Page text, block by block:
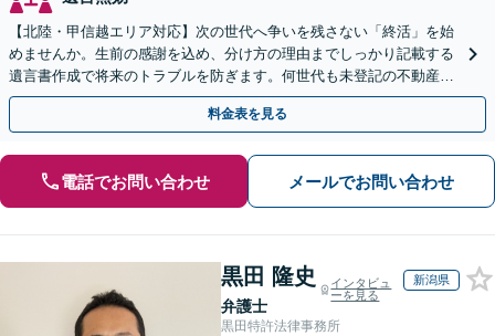
【北陸・甲信越エリア対応】次の世代へ争いを残さない「終活」を始
めませんか。生前の感謝を込め、分け方の理由までしっかり記載する
遺言書作成で将来のトラブルを防ぎます。何世代も未登記の不動産問
題も対応可能。【電話相談・WEB面談可】
料金表を見る
電話でお問い合わせ メールでお問い合わせ
黒田 隆史
弁護士
インタビュ
ーを見る
新潟県
黒田特許法律事務所